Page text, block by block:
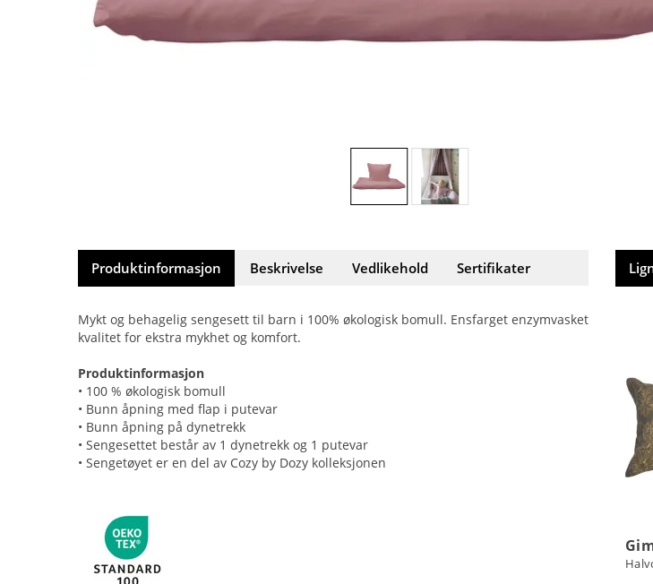
Produktinformasjon Beskrivelse Vedlikehold Sertifikater
Mykt og behagelig sengesett til barn i 100% økologisk bomull. Ensfarget enzymvasket
kvalitet for ekstra mykhet og komfort.
Produktinformasjon
• 100 % økologisk bomull
• Bunn åpning med flap i putevar
• Bunn åpning på dynetrekk
• Sengesettet består av 1 dynetrekk og 1 putevar
• Sengetøyet er en del av Cozy by Dozy kolleksjonen